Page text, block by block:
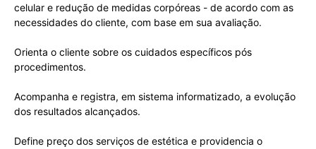
celular e redução de medidas corpóreas - de acordo com as
necessidades do cliente, com base em sua avaliação.
Orienta o cliente sobre os cuidados específicos pós
procedimentos.
Acompanha e registra, em sistema informatizado, a evolução
dos resultados alcançados.
Define preço dos serviços de estética e providencia o